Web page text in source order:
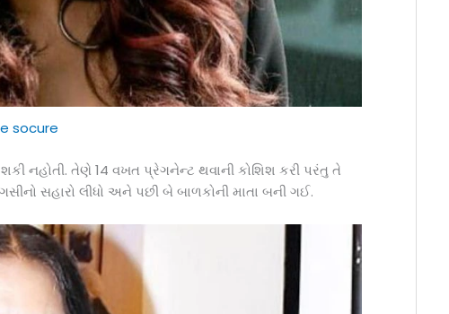
socure
નહોતી. તેણે 14 વખત પ્રેગનેન્ટ થવાની કોશિશ કરી પરંતુ તે
સહારો લીધો અને પછી બે બાળકોની માતા બની ગઈ.